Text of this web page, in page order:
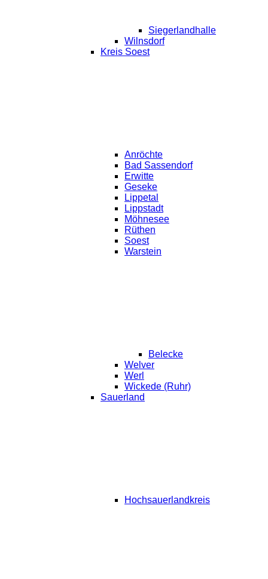
Siegerlandhalle
Wilnsdorf
Kreis Soest
Anröchte
Bad Sassendorf
Erwitte
Geseke
Lippetal
Lippstadt
Möhnesee
Rüthen
Soest
Warstein
Belecke
Welver
Werl
Wickede (Ruhr)
Sauerland
Hochsauerlandkreis